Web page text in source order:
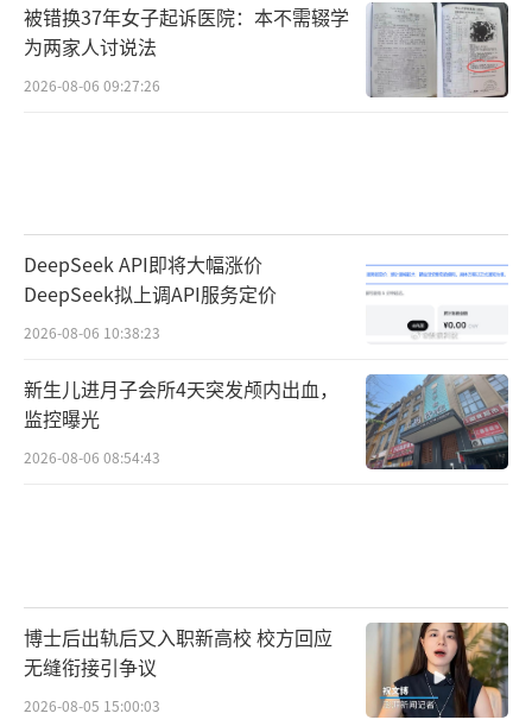
被错换37年女子起诉医院：本不需辍学
为两家人讨说法
2026-08-06 09:27:26
DeepSeek API即将大幅涨价
DeepSeek拟上调API服务定价
2026-08-06 10:38:23
新生儿进月子会所4天突发颅内出血，
监控曝光
2026-08-06 08:54:43
博士后出轨后又入职新高校 校方回应
无缝衔接引争议
2026-08-05 15:00:03